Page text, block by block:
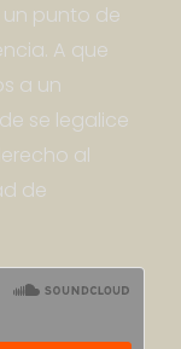
un punto de
A que
a un
se legalice
al
de